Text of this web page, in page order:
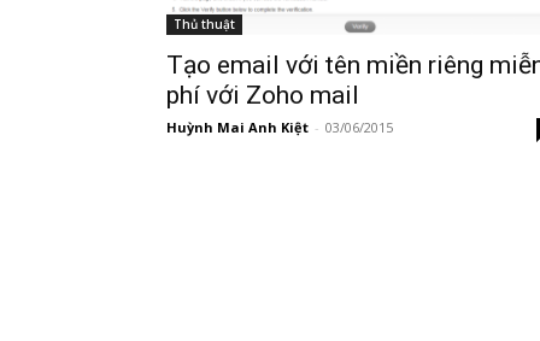
Thủ thuật
Tạo email với tên miền riêng
phí với Zoho mail
Huỳnh Mai Anh Kiệt - 03/06/2015